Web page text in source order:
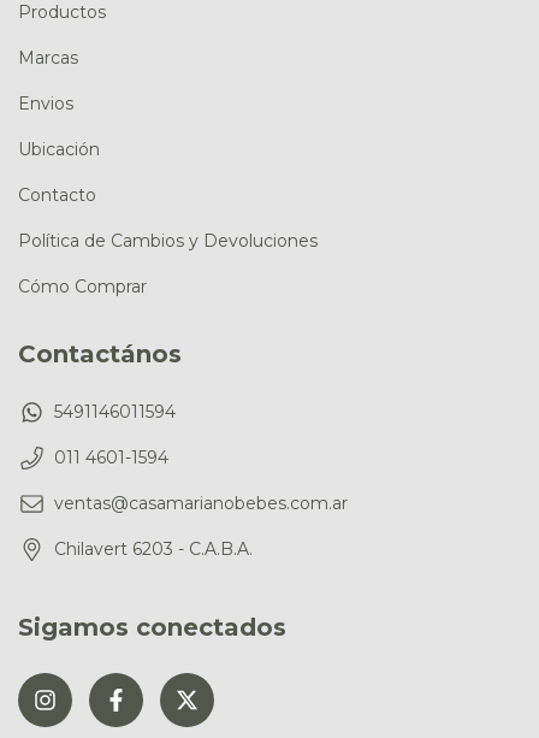
Productos
Marcas
Envios
Ubicación
Contacto
Política de Cambios y Devoluciones
Cómo Comprar
Contactános
5491146011594
011 4601-1594
ventas@casamarianobebes.com.ar
Chilavert 6203 - C.A.B.A.
Sigamos conectados